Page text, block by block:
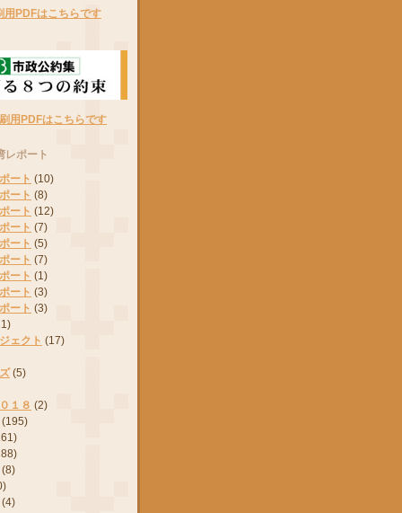
用PDFはこちらです
用PDFはこちらです
レポート
ート (10)
ート (8)
ート (12)
ート (7)
ート (5)
ート (7)
ート (1)
ート (3)
ート (3)
ェクト (17)
(5)
１８ (2)
(195)
(8)
(4)